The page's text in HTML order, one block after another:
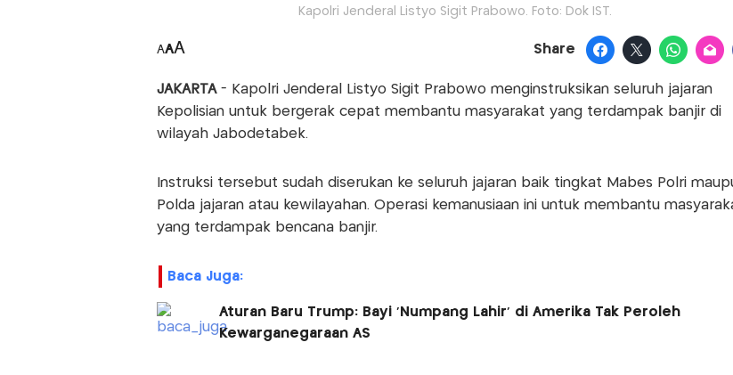
Kapolri Jenderal Listyo Sigit Prabowo. Foto: Dok IST.
AAA Share
JAKARTA - Kapolri Jenderal Listyo Sigit Prabowo menginstruksikan seluruh jajaran
Kepolisian untuk bergerak cepat membantu masyarakat yang terdampak banjir di
wilayah Jabodetabek.
Instruksi tersebut sudah diserukan ke seluruh jajaran baik tingkat Mabes Polri
Polda jajaran atau kewilayahan. Operasi kemanusiaan ini untuk membantu
yang terdampak bencana banjir.
Baca Juga:
Aturan Baru Trump: Bayi 'Numpang Lahir' di Amerika Tak Peroleh
Kewarganegaraan AS